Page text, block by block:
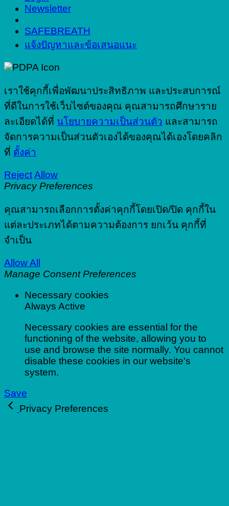
Newsletter
SAFEBREATH
แจ้งปัญหาและข้อเสนอแนะ
เราใช้คุกกี้เพื่อพัฒนาประสิทธิภาพ และประสบการณ์
ที่ดีในการใช้เว็บไซต์ของคุณ คุณสามารถศึกษาราย
ละเอียดได้ที่ นโยบายความเป็นส่วนตัว และสามารถ
จัดการความเป็นส่วนตัวเองได้ของคุณได้เองโดยคลิก
ที่ ตั้งค่า
RejectAllow
Privacy Preferences
คุณสามารถเลือกการตั้งค่าคุกกี้โดยเปิด/ปิด คุกกี้ใน
แต่ละประเภทได้ตามความต้องการ ยกเว้น คุกกี้ที่
จำเป็น
Allow All
Manage Consent Preferences
Necessary cookies
Always Active
Necessary cookies are essential for the
functioning of the website, allowing you to
use and browse the site normally. You cannot
disable these cookies in our website's
system.
Save
Privacy Preferences